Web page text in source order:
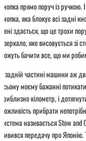
кнопка прямо поруч із
кнопка, яка блокує всі задні
мені здається, що це трохи
дзеркало, яке висовується зі
можуть бачити все, що ми
У задній частині машини аж
всьому моєму бажанні
приблизно кілометр, і
можливість прибрати
система називається Stow
дивився передачу про